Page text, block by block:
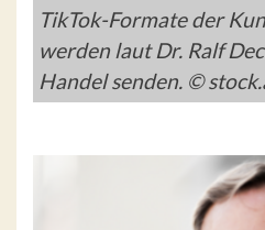
TikTok-Formate der
werden laut Dr. Ralf
Handel senden. ©